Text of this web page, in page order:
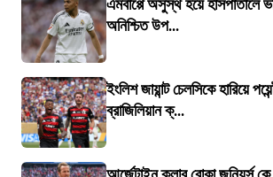
এমবাপ্পে অসুস্থ হয়ে হাসপাতালে
অনিশ্চিত উপ...
ইংলিশ জায়ান্ট চেলসিকে হারিয়ে
ব্রাজিলিয়ান ক্...